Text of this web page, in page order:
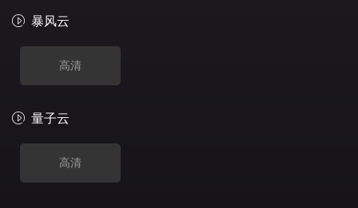
暴风云
高清
量子云
高清